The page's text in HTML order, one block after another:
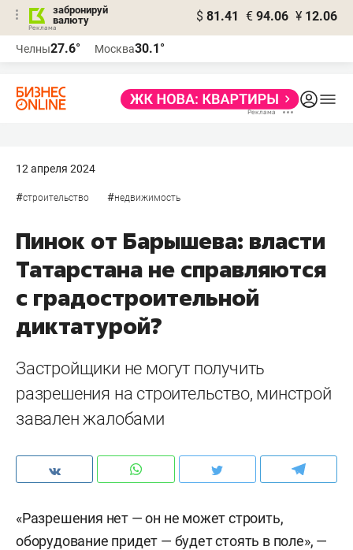
забронируй
валюту
$ 81.41 € 94.06 ¥ 12.06
Челны27.6° Москва30.1°
12 апреля 2024
#строительство #недвижимость
Пинок от Барышева: власти
Татарстана не справляются
с градостроительной
диктатурой?
Застройщики не могут получить
разрешения на строительство, минстрой
завален жалобами
«Разрешения нет — он не может строить,
оборудование придет — будет стоять в поле», —